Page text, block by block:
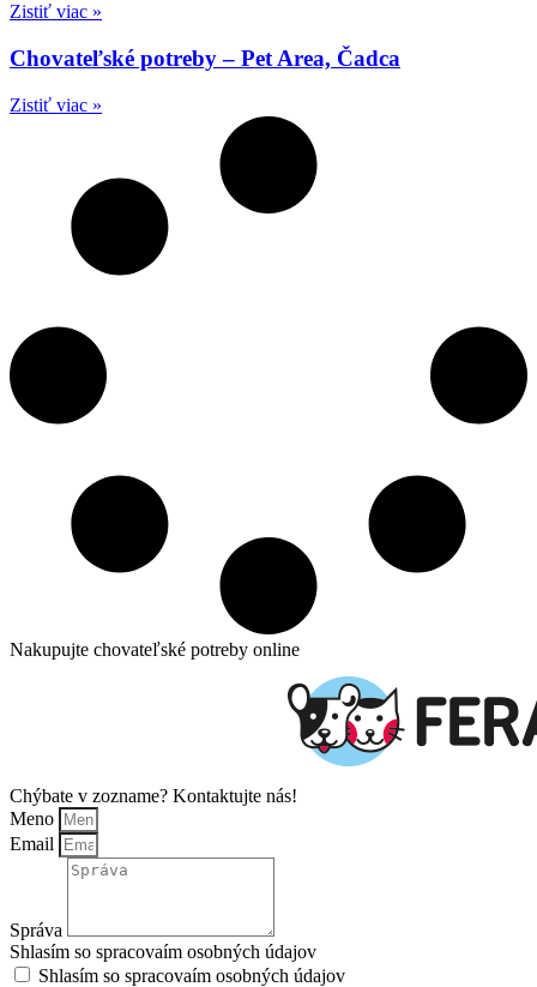
Zistiť viac »
Chovateľské potreby – Pet Area, Čadca
Zistiť viac »
Nakupujte chovateľské potreby online
Chýbate v zozname? Kontaktujte nás!
Meno
Email
Správa
Shlasím so spracovaím osobných údajov
Shlasím so spracovaím osobných údajov